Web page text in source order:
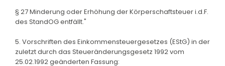
§ 27 Minderung oder Erhöhung der Körperschaftsteuer i.d.F.
des StandOG entfällt."
5. Vorschriften des Einkommensteuergesetzes (EStG) in der
zuletzt durch das Steueränderungsgesetz 1992 vom
25.02.1992 geänderten Fassung: